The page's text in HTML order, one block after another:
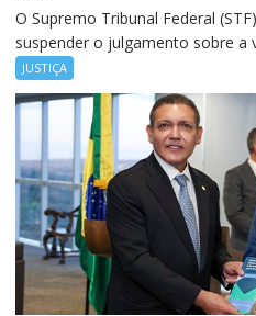
O Supremo Tribunal Federal
suspender o julgamento sobre a
JUSTIÇA